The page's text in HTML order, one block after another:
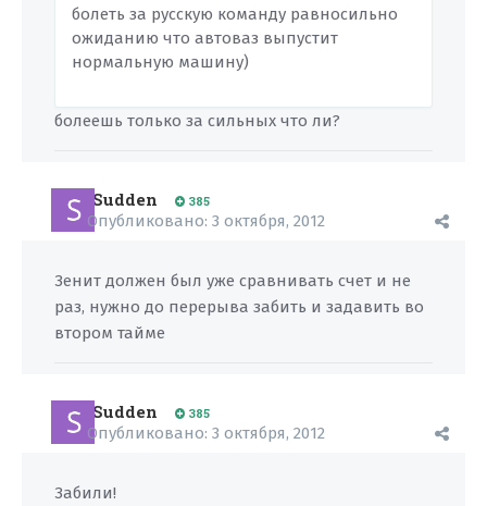
болеть за русскую команду равносильно
ожиданию что автоваз выпустит
нормальную машину)
болеешь только за сильных что ли?
Sudden 385
Опубликовано: 3 октября, 2012
Зенит должен был уже сравнивать счет и не
раз, нужно до перерыва забить и задавить во
втором тайме
Sudden 385
Опубликовано: 3 октября, 2012
Забили!